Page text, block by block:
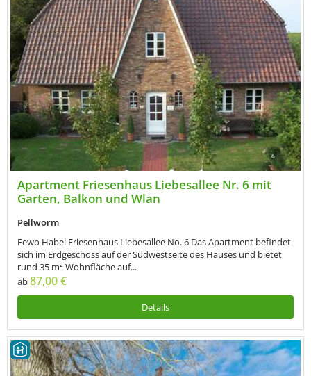
Apartment Friesenhaus Liebesallee Nr. 6 mit
Garten, Balkon und Wlan
Pellworm
Fewo Habel Friesenhaus Liebesallee No. 6 Das Apartment befindet
sich im Erdgeschoss auf der Südwestseite des Hauses und bietet
rund 35 m² Wohnfläche auf...
ab87,00 €
Details